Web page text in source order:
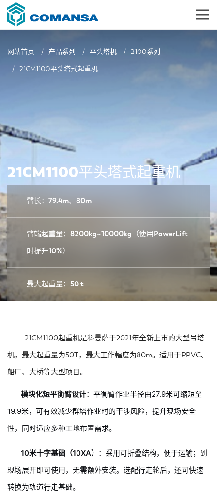
网站首页 产品系列 平头塔机 2100系列
21CM1100平头塔式起重机
21CM1100平头塔式起重机
臂长：79.4m、80m
臂端起重量：8200kg~10000kg（使用PowerLift
时提升10%）
最大起重量：50 t
21CM1100起重机是科曼萨于2021年全新上市的大型号塔
机，最大起重量为50T，最大工作幅度为80m。适用于PPVC、
船厂、大桥等大型项目。
模块化短平衡臂设计：平衡臂作业半径由27.9米可缩短至
19.9米，可有效减少群塔作业时的干涉风险，提升现场安全
性，同时适应多种工地布置需求。
10米十字基础（10XA） ：采用可折叠结构，便于运输；到
现场展开即可使用，无需额外安装。选配行走轮后，还可快速
转换为轨道行走基础。